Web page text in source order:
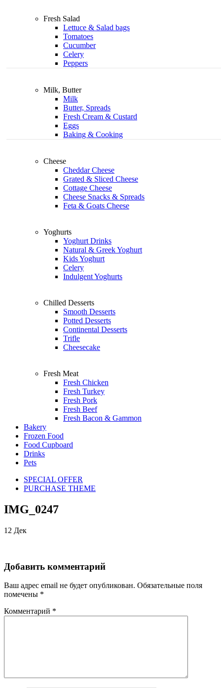
Fresh Salad
Lettuce & Salad bags
Tomatoes
Cucumber
Celery
Peppers
Milk, Butter
Milk
Butter, Spreads
Fresh Cream & Custard
Eggs
Baking & Cooking
Cheese
Cheddar Cheese
Grated & Sliced Cheese
Cottage Cheese
Cheese Snacks & Spreads
Feta & Goats Cheese
Yoghurts
Yoghurt Drinks
Natural & Greek Yoghurt
Kids Yoghurt
Celery
Indulgent Yoghurts
Chilled Desserts
Smooth Desserts
Potted Desserts
Continental Desserts
Trifle
Cheesecake
Fresh Meat
Fresh Chicken
Fresh Turkey
Fresh Pork
Fresh Beef
Fresh Bacon & Gammon
Bakery
Frozen Food
Food Cupboard
Drinks
Pets
SPECIAL OFFER
PURCHASE THEME
IMG_0247
12 Дек
Добавить комментарий
Ваш адрес email не будет опубликован. Обязательные поля
помечены *
Комментарий *